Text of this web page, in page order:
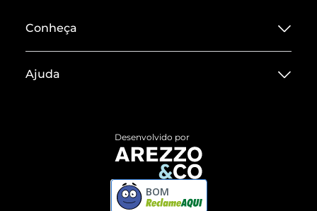
Conheça
Termos de Uso
ZZ MALL é confiável
Ajuda
Devolução do Produto
Compre pelo WhatsApp
Desenvolvido por
BOM